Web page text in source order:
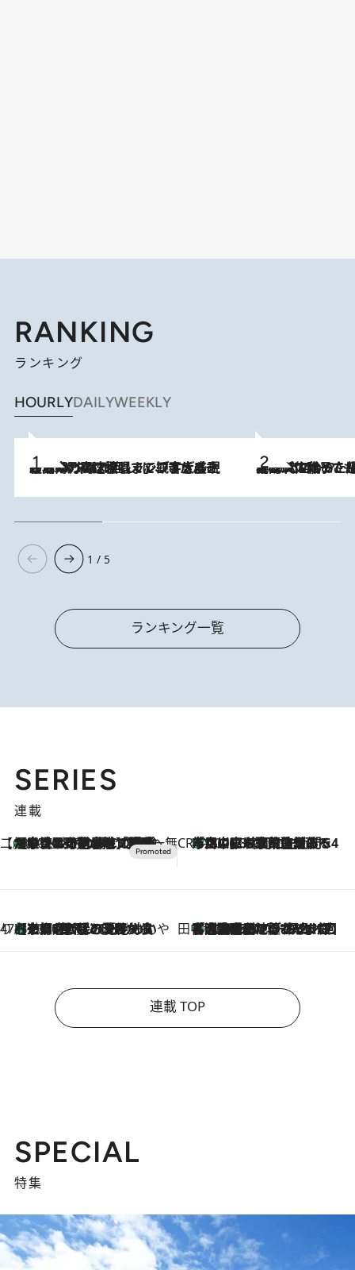
RANKING
ランキング
HOURLYDAILYWEEKLY
2026.8.7
「湘南乃風に憧れて」観客大盛上がりの“タオル回し”に、ラッパー顔負けの高速歌唱まで…さだまさし（74）のアグレッシブすぎる現在地 2026.8.5
【阿川佐和子さんの年とる力】なぜ70代で始めた趣味は“こんなに楽しい”のか？ ピアノ、俳句…スランプに陥っても続けられる“ある秘訣”とは
1 / 5
ランキング一覧
SERIES
連載
【CREA×星野リゾート】唯一無二。癒しと発見が待つ場所へ
2026.8.7
【トンボの足水浴】ヒノキの香りに包まれて涼感マックス！約13℃の湧水かけ流しを避暑地「星野温泉 トンボの湯」で体験 CREA'S CHOICE
2026.8.7
「立川にも歌舞伎があるんだよ」 片岡仁左衛門・市川中車ら豪華座組みで4年目の立川立飛歌舞伎へ
47都道府県の手みやげ ひんやりスイーツで夏を満喫
2026.8.7
【京都府】この夏絶対食べたい 冷やしておいしいおやつ3選 ひと口目から心を掴む新緑のテリーヌ 田中稲の勝手に再ブーム
2026.8.7
「湘南乃風に憧れて」観客大盛上がりの“タオル回し”に、ラッパー顔負けの高速歌唱まで…さだまさし（74）のアグレッシブすぎる現在地
連載 TOP
SPECIAL
特集